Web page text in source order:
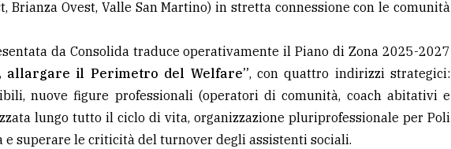
Brianza Ovest, Valle San Martino) in stretta connessione con le comunità
da Consolida traduce operativamente il Piano di Zona 2025-2027
allargare il Perimetro del Welfare”, con quattro indirizzi strategici:
nuove figure professionali (operatori di comunità, coach abitativi e
lungo tutto il ciclo di vita, organizzazione pluriprofessionale per Poli
superare le criticità del turnover degli assistenti sociali.